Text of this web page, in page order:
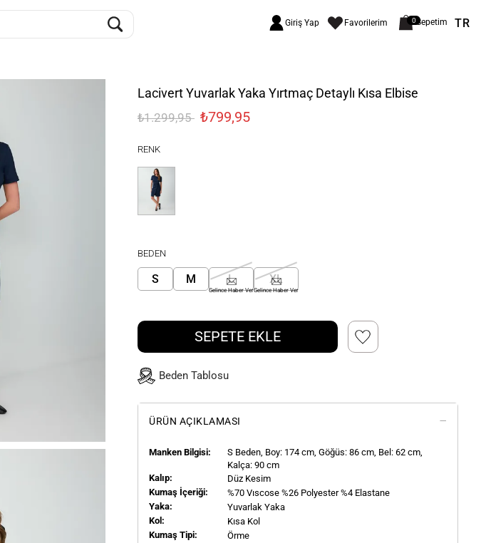
Giriş Yap Favorilerim 0Sepetim TR
Lacivert Yuvarlak Yaka Yırtmaç Detaylı Kısa Elbise
₺1.299,95 ₺799,95
RENK
BEDEN
S M L
Gelince Haber Ver
XL
Gelince Haber Ver
SEPETE EKLE
Beden Tablosu
ÜRÜN AÇIKLAMASI
Manken Bilgisi: S Beden, Boy: 174 cm, Göğüs: 86 cm, Bel: 62 cm,
Kalça: 90 cm
Kalıp:
Düz Kesim
Kumaş İçeriği:
%70 Vıscose %26 Polyester %4 Elastane
Yaka:
Yuvarlak Yaka
Kol:
Kısa Kol
Kumaş Tipi:
Örme